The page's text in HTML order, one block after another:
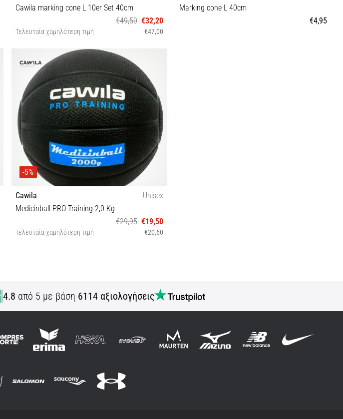
Cawila marking cone L 10er Set 40cm
€49,50 €32,20
Τελευταία χαμηλότερη τιμή €47,00
OS
Marking cone L 40cm
€4,95
-5%
Cawila
Unisex
Medicinball PRO Training 2,0 Kg
€29,95 €19,50
Τελευταία χαμηλότερη τιμή €20,60
4.8 από 5 με βάση 6114 αξιολογήσεις